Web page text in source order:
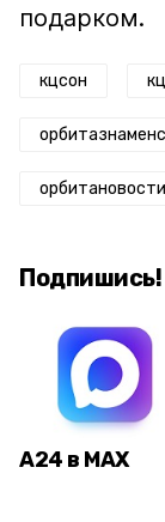
подарком.
кцсон
орбитановости
Подпишись!
А24 в MAX